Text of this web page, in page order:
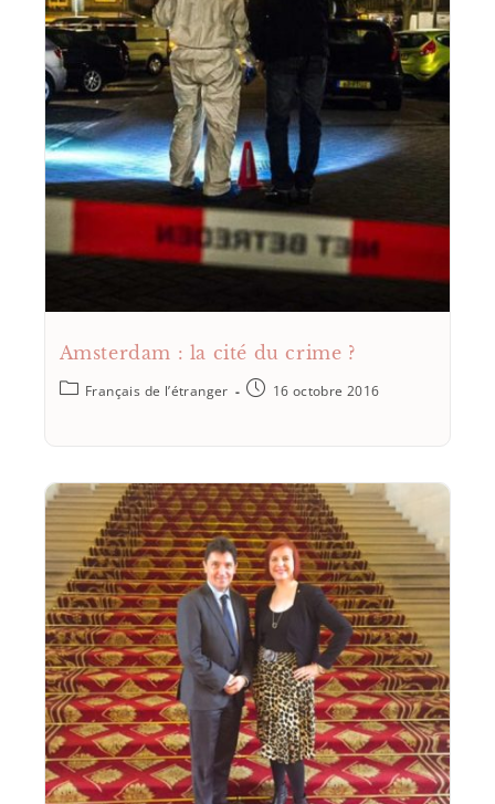
Amsterdam : la cité du crime ?
Français de l’étranger 16 octobre 2016